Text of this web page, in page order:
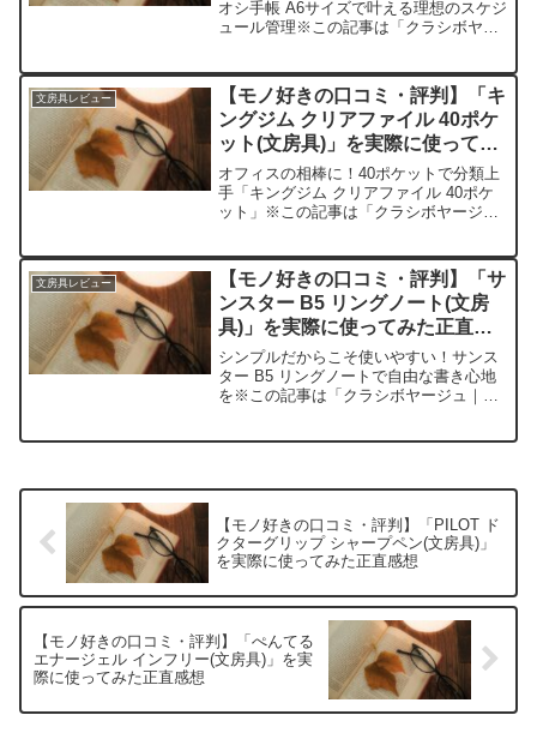
オシ手帳 A6サイズで叶える理想のスケジ
ュール管理※この記事は「クラシボヤー
ービスへの口コミ今日、編集部が紹介し
たいのが「ダイゴー...
文房具レビュー
【モノ好きの口コミ・評判】「キ
ングジム クリアファイル 40ポケ
ット(文房具)」を実際に使ってみ
た正直感想
オフィスの相棒に！40ポケットで分類上
手「キングジム クリアファイル 40ポケ
ット」※この記事は「クラシボヤージュ
ビスへの口コミ今日、編集部が紹介した
いのが「キングジム ...
文房具レビュー
【モノ好きの口コミ・評判】「サ
ンスター B5 リングノート(文房
具)」を実際に使ってみた正直感
想
シンプルだからこそ使いやすい！サンス
ター B5 リングノートで自由な書き心地
を※この記事は「クラシボヤージュ｜大
【モノ好きの口コミ・評判】「PILOT ド
クターグリップ シャープペン(文房具)」
を実際に使ってみた正直感想
【モノ好きの口コミ・評判】「ぺんてる
エナージェル インフリー(文房具)」を実
際に使ってみた正直感想